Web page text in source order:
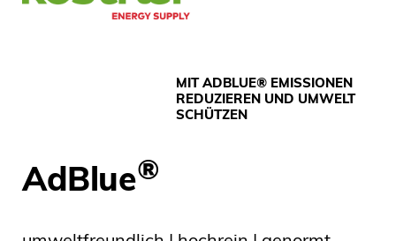
MIT ADBLUE® EMISSIONEN
REDUZIEREN UND UMWELT
SCHÜTZEN
AdBlue®